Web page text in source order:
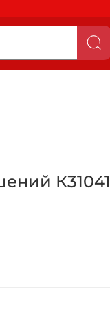
К31041